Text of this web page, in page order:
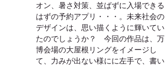
オン、暑さ対策、並ばずに入場できる
はずの予約アプリ・・・。未来社会の
デザインは、思い描くように輝いてい
たのでしょうか？　今回の作品は、万
博会場の大屋根リングをイメージし
て、力みが出ない様にに左手で、書い